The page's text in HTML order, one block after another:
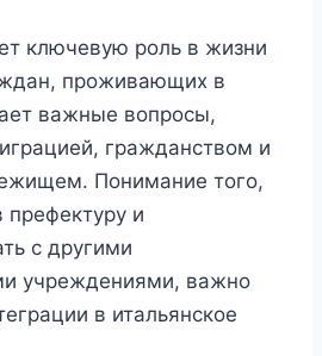
ключевую роль в жизни
проживающих в
важные вопросы,
гражданством и
Понимание того,
префектуру и
с другими
учреждениями, важно
в итальянское